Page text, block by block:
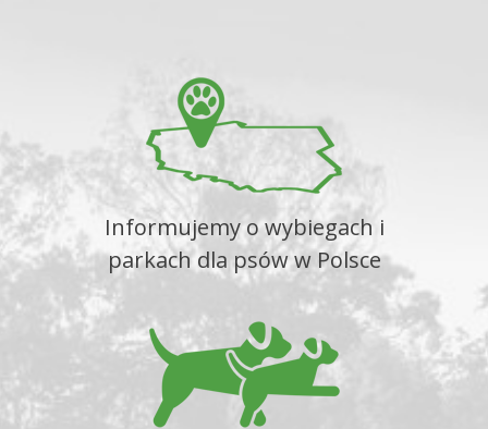
Informujemy o wybiegach i
parkach dla psów w Polsce